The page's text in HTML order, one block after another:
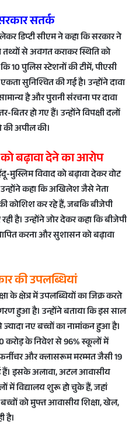
सतर्क
डिप्टी सीएम ने कहा कि सरकार ने
तथ्यों से अवगत कराकर स्थिति को
कि 10 पुलिस स्टेशनों की टीमें, पीएसी
सुनिश्चित की गई है। उन्होंने दावा
है और पुरानी संरचना पर दावा
हो गए हैं। उन्होंने विपक्षी दलों
की अपील की।
बढ़ावा देने का आरोप
मुस्लिम विवाद को बढ़ावा देकर वोट
कहा कि अखिलेश जैसे नेता
कोशिश कर रहे हैं, जबकि बीजेपी
है। उन्होंने जोर देकर कहा कि बीजेपी
करना और सुशासन को बढ़ावा
की उपलब्धियां
के क्षेत्र में उपलब्धियों का जिक्र करते
हुआ है। उन्होंने बताया कि इस साल
नए बच्चों का नामांकन हुआ है।
के निवेश से 96% स्कूलों में
और क्लासरूम मरम्मत जैसी 19
हैं। इसके अलावा, अटल आवासीय
में विद्यालय शुरू हो चुके हैं, जहां
को मुफ्त आवासीय शिक्षा, खेल,
है।